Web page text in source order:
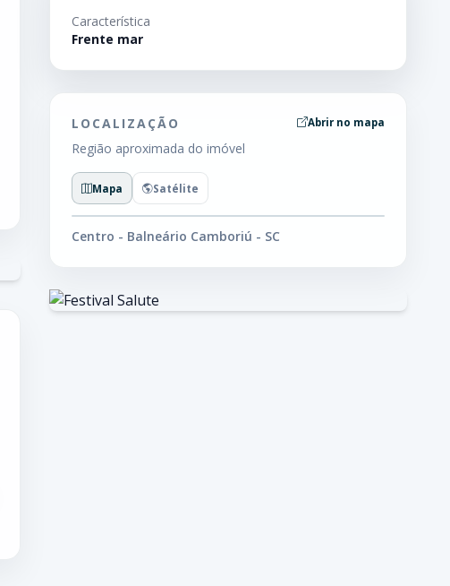
Característica
Frente mar
LOCALIZAÇÃO
Região aproximada do imóvel
Abrir no mapa
Mapa Satélite
Centro - Balneário Camboriú - SC